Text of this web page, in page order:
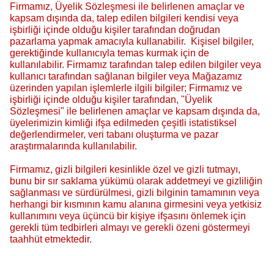
Firmamız, Üyelik Sözleşmesi ile belirlenen amaçlar ve
kapsam dışında da, talep edilen bilgileri kendisi veya
işbirliği içinde olduğu kişiler tarafından doğrudan
pazarlama yapmak amacıyla kullanabilir. Kişisel bilgiler,
gerektiğinde kullanıcıyla temas kurmak için de
kullanılabilir. Firmamız tarafından talep edilen bilgiler veya
kullanıcı tarafından sağlanan bilgiler veya Mağazamız
üzerinden yapılan işlemlerle ilgili bilgiler; Firmamız ve
işbirliği içinde olduğu kişiler tarafından, "Üyelik
Sözleşmesi" ile belirlenen amaçlar ve kapsam dışında da,
üyelerimizin kimliği ifşa edilmeden çeşitli istatistiksel
değerlendirmeler, veri tabanı oluşturma ve pazar
araştırmalarında kullanılabilir.
Firmamız, gizli bilgileri kesinlikle özel ve gizli tutmayı,
bunu bir sır saklama yükümü olarak addetmeyi ve gizliliğin
sağlanması ve sürdürülmesi, gizli bilginin tamamının veya
herhangi bir kısmının kamu alanına girmesini veya yetkisiz
kullanımını veya üçüncü bir kişiye ifşasını önlemek için
gerekli tüm tedbirleri almayı ve gerekli özeni göstermeyi
taahhüt etmektedir.